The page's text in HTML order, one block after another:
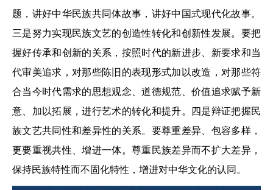
题，讲好中华民族共同体故事，讲好中国式现代化故事。
三是努力实现民族文艺的创造性转化和创新性发展。要把
握好传承和创新的关系，按照时代的新进步、新要求和当
代审美追求，对那些陈旧的表现形式加以改造，对那些符
合当今时代需求的思想观念、道德规范、价值追求赋予新
意、加以拓展，进行艺术的转化和提升。四是辩证把握民
族文艺共同性和差异性的关系。要尊重差异、包容多样，
更要重视共性、增进一体。尊重民族差异而不扩大差异，
保持民族特性而不固化特性，增进对中华文化的认同。